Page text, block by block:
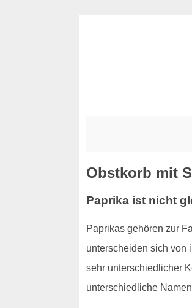
Obstkorb mit
Paprika ist nicht
Paprikas gehören zur
unterscheiden sich von
sehr unterschiedlicher
unterschiedliche